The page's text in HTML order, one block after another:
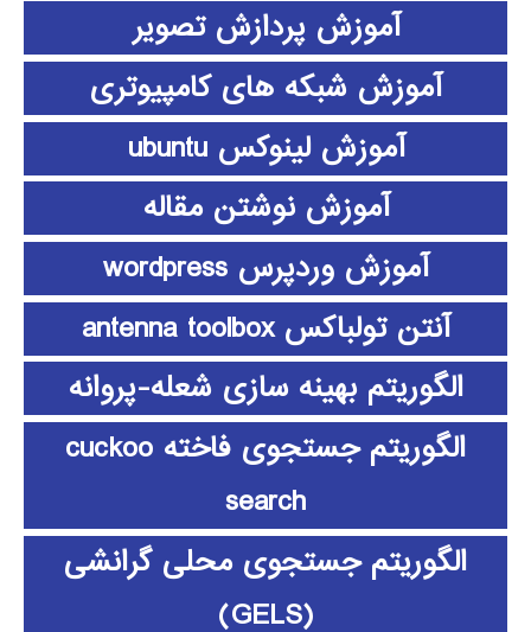
آموزش پردازش تصویر
آموزش شبکه های کامپیوتری
آموزش لینوکس ubuntu
آموزش نوشتن مقاله
آموزش وردپرس wordpress
آنتن تولباکس antenna toolbox
الگوریتم بهینه سازی شعله-پروانه
الگوریتم جستجوی فاخته cuckoo
search
الگوریتم جستجوی محلی گرانشی
(GELS)